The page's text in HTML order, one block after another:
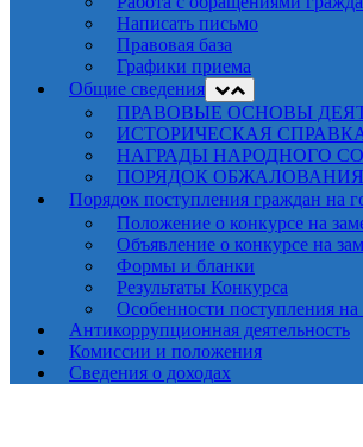
Написать письмо
Правовая база
Графики приема
Общие сведения
ПРАВОВЫЕ ОСНОВЫ
ИСТОРИЧЕСКАЯ
НАГРАДЫ НАРОДНОГО
ПОРЯДОК
Порядок поступления граждан на
Положение о конкурсе на
Объявление о конкурсе на
Формы и бланки
Результаты Конкурса
Особенности поступления
Антикоррупционная деятельность
Комиссии и положения
Сведения о доходах